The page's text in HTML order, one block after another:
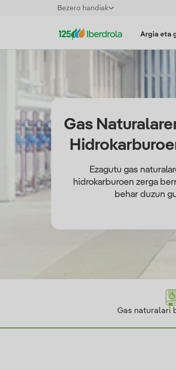
Bezero handiak
Argia eta
Gas
Ezagutu gas
hidrokarburoen zerga
behar duzun
Gas naturalari